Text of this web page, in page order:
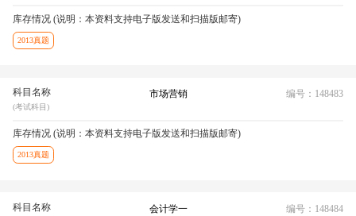
库存情况 (说明：本资料支持电子版发送和扫描版邮寄)
2013真题
科目名称
(考试科目)
市场营销 编号：148483
库存情况 (说明：本资料支持电子版发送和扫描版邮寄)
2013真题
科目名称 会计学一 编号：148484